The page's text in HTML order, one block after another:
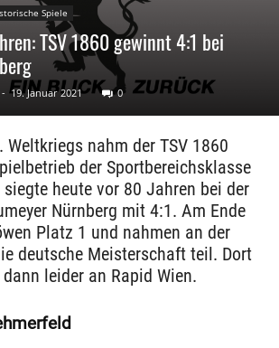
Spiele
TSV 1860 gewinnt 4:1 bei
- 19. Januar 2021 0
Weltkriegs nahm der TSV 1860
der Sportbereichsklasse
heute vor 80 Jahren bei der
Nürnberg mit 4:1. Am Ende
Platz 1 und nahmen an der
deutsche Meisterschaft teil. Dort
leider an Rapid Wien.